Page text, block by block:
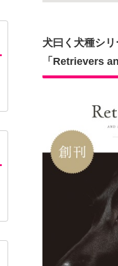
犬曰く犬種シ
「Retrievers